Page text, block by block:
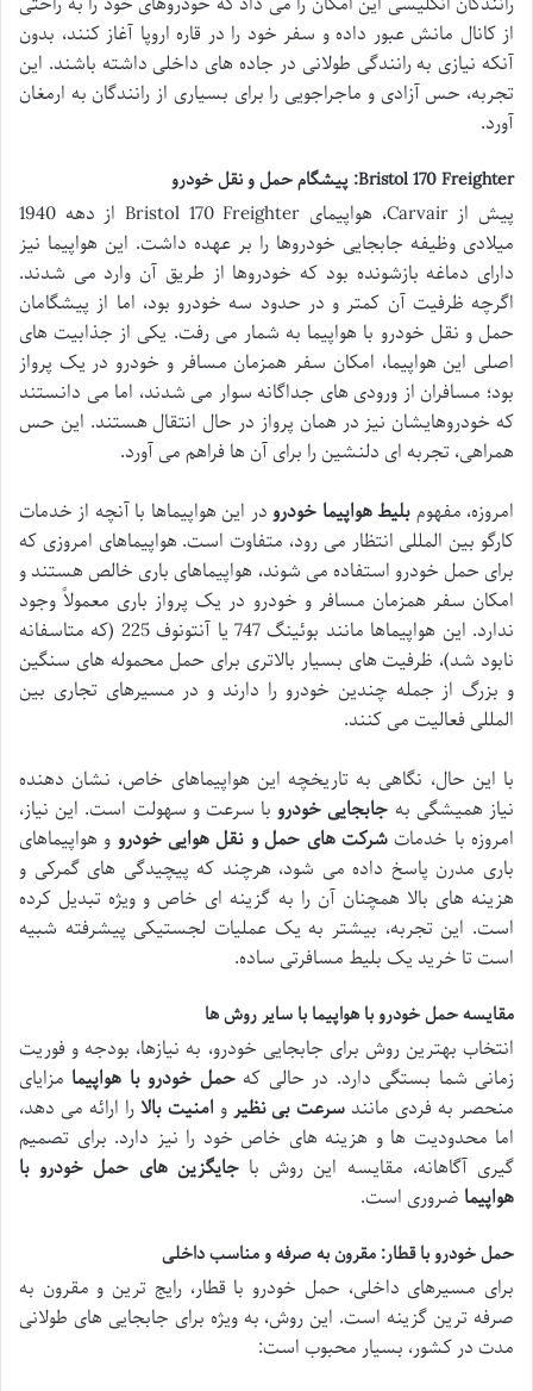
از کانال مانش عبور داده و سفر خود را در قاره اروپا آغاز کنند، بدون
آنکه نیازی به رانندگی طولانی در جاده های داخلی داشته باشند. این
تجربه، حس آزادی و ماجراجویی را برای بسیاری از رانندگان به ارمغان
آورد.
Bristol 170 Freighter: پیشگام حمل و نقل خودرو
پیش از Carvair، هواپیمای Bristol 170 Freighter از دهه 1940
میلادی وظیفه جابجایی خودروها را بر عهده داشت. این هواپیما نیز
دارای دماغه بازشونده بود که خودروها از طریق آن وارد می شدند.
اگرچه ظرفیت آن کمتر و در حدود سه خودرو بود، اما از پیشگامان
حمل و نقل خودرو با هواپیما به شمار می رفت. یکی از جذابیت های
اصلی این هواپیما، امکان سفر همزمان مسافر و خودرو در یک پرواز
بود؛ مسافران از ورودی های جداگانه سوار می شدند، اما می دانستند
که خودروهایشان نیز در همان پرواز در حال انتقال هستند. این حس
همراهی، تجربه ای دلنشین را برای آن ها فراهم می آورد.
امروزه، مفهومبلیط هواپیما خودرودر این هواپیماها با آنچه از خدمات
کارگو بین المللی انتظار می رود، متفاوت است. هواپیماهای امروزی که
برای حمل خودرو استفاده می شوند، هواپیماهای باری خالص هستند و
امکان سفر همزمان مسافر و خودرو در یک پرواز باری معمولاً وجود
ندارد. این هواپیماها مانند بوئینگ 747 یا آنتونوف 225 (که متاسفانه
نابود شد)، ظرفیت های بسیار بالاتری برای حمل محموله های سنگین
و بزرگ از جمله چندین خودرو را دارند و در مسیرهای تجاری بین
المللی فعالیت می کنند.
با این حال، نگاهی به تاریخچه این هواپیماهای خاص، نشان دهنده
نیاز همیشگی به جابجایی خودروبا سرعت و سهولت است. این نیاز،
امروزه با خدماتشرکت های حمل و نقل هوایی خودرو و هواپیماهای
باری مدرن پاسخ داده می شود، هرچند که پیچیدگی های گمرکی و
هزینه های بالا همچنان آن را به گزینه ای خاص و ویژه تبدیل کرده
است. این تجربه، بیشتر به یک عملیات لجستیکی پیشرفته شبیه
است تا خرید یک بلیط مسافرتی ساده.
مقایسه حمل خودرو با هواپیما با سایر روش ها
انتخاب بهترین روش برای جابجایی خودرو، به نیازها، بودجه و فوریت
زمانی شما بستگی دارد. در حالی کهحمل خودرو با هواپیما مزایای
منحصر به فردی مانند سرعت بی نظیرو امنیت بالارا ارائه می دهد،
اما محدودیت ها و هزینه های خاص خود را نیز دارد. برای تصمیم
گیری آگاهانه، مقایسه این روش باجایگزین های حمل خودرو با
هواپیما ضروری است.
حمل خودرو با قطار: مقرون به صرفه و مناسب داخلی
برای مسیرهای داخلی، حمل خودرو با قطار، رایج ترین و مقرون به
صرفه ترین گزینه است. این روش، به ویژه برای جابجایی های طولانی
مدت در کشور، بسیار محبوب است: